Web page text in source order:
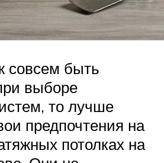
совсем быть
выборе
то лучше
предпочтения на
потолках на